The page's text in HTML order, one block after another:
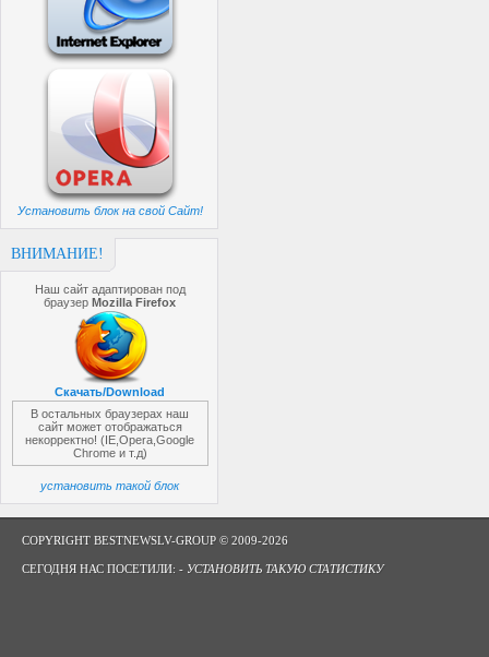
Установить блок на свой Сайт!
ВНИМАНИЕ!
Наш сайт адаптирован под
браузерMozilla Firefox
Скачать/Download
В остальных браузерах наш
сайт может отображаться
некорректно! (IE,Opera,Google
Chrome и т.д)
установить такой блок
COPYRIGHT BESTNEWSLV-GROUP © 2009-2026
СЕГОДНЯ НАС ПОСЕТИЛИ: - УСТАНОВИТЬ ТАКУЮ СТАТИСТИКУ